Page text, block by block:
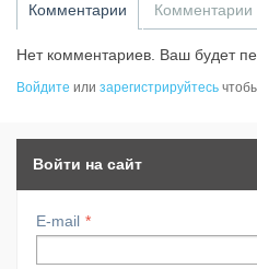
Комментарии Комментарии
Нет комментариев. Ваш будет
Войдите или зарегистрируйтесь
Войти на сайт
E-mail